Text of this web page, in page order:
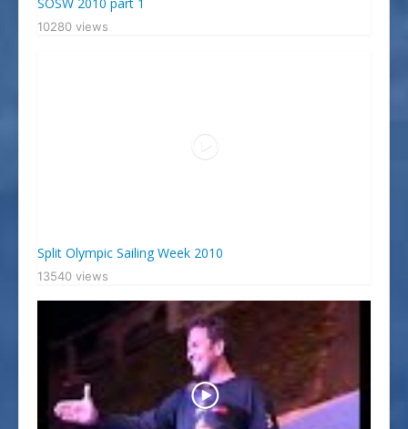
10280 views
Split Olympic Sailing Week 2010
13540 views